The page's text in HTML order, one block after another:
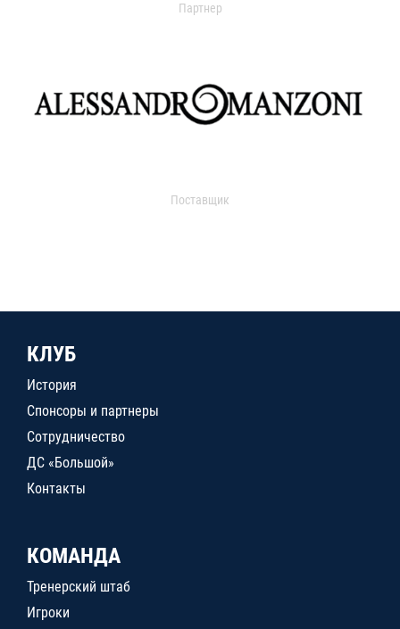
Партнер
Поставщик
КЛУБ
История
Спонсоры и партнеры
Сотрудничество
ДС «Большой»
Контакты
КОМАНДА
Тренерский штаб
Игроки